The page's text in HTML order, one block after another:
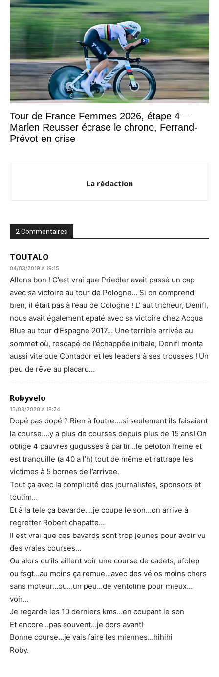
Tour de France Femmes 2026, étape 4 –
Marlen Reusser écrase le chrono, Ferrand-
Prévot en crise
La rédaction
2 Commentaires
TOUTALO
04/03/2019 à 19:15
Allons bon ! C’est vrai que Priedler avait passé un cap
avec sa victoire au tour de Pologne… Si on comprend
bien, il était pas à l’eau de Cologne ! L’ aut tricheur, Denifl,
nous avait également épaté avec sa victoire chez Acqua
Blue au tour d’Espagne 2017… Une terrible arrivée au
sommet où, rescapé de l’échappée initiale, Denifl monta
aussi vite que Contador et les leaders à ses trousses ! Un
peu de rêve au placard…
Robyvelo
15/03/2020 à 18:24
Dopé pas dopé ? Rien à foutre….si seulement ils faisaient
la course….y a plus de courses depuis plus de 15 ans! On
oblige 4 pauvres gugusses à partir…le peloton freine et
est tranquille (a 40 a l’h) tout de même et rattrape les
victimes à 5 bornes de l’arrivee.
Tout ça avec la complicité des journalistes, sponsors et
toutim…
Et à la tele ça bavarde….je coupe le son…on arrive à
regretter Robert chapatte…
Il est vrai que ces bavards sont trop jeunes pour avoir vu
des vraies courses…
Ou alors qu’ils aillent voir une course de cadets, ufolep
ou fsgt…au moins ça remue…avec des vélos moins chers
sans moteur…ou…un peu…de ventoline pour mieux…
voir…
Je regarde les 10 derniers kms…en coupant le son
Et encore…pas souvent…je dors avant!
Bonne course…je vais faire les miennes…hihihi
Roby.